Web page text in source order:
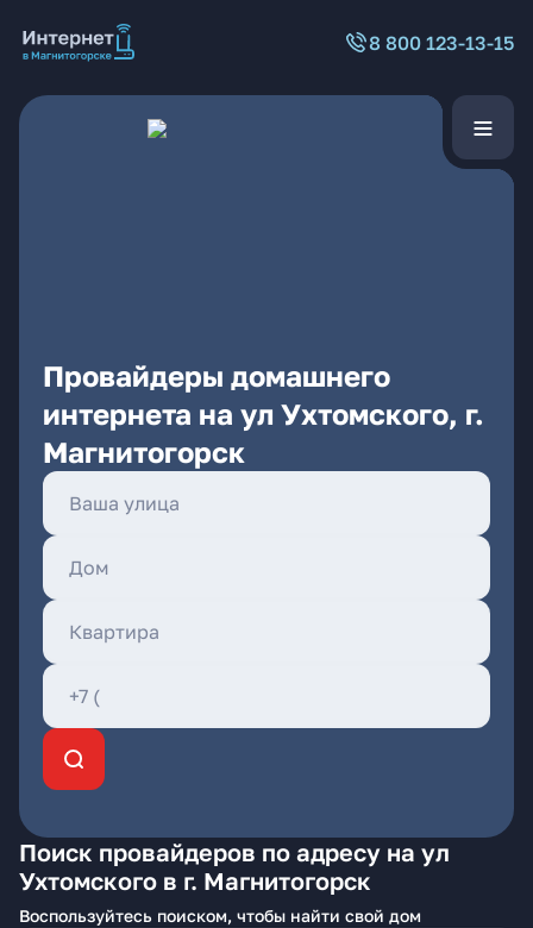
8 800 123-13-15
Провайдеры домашнего
интернета на ул Ухтомского, г.
Магнитогорск
Поиск провайдеров по адресу на ул
Ухтомского в г. Магнитогорск
Воспользуйтесь поиском, чтобы найти свой дом